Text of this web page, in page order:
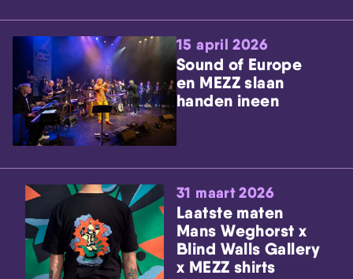
15 april 2026
Sound of Europe
en MEZZ slaan
handen ineen
31 maart 2026
Laatste maten
Mans Weghorst x
Blind Walls Gallery
x MEZZ shirts